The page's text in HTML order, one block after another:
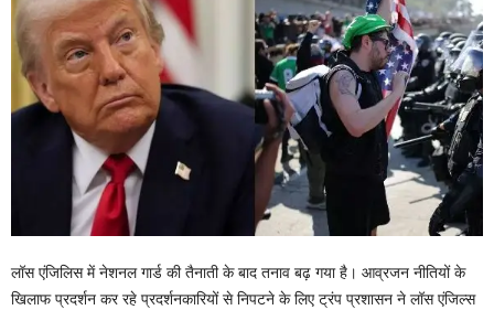
लॉस एंजिलिस में नेशनल गार्ड की तैनाती के बाद तनाव बढ़ गया है। आव्रजन नीतियों के
खिलाफ प्रदर्शन कर रहे प्रदर्शनकारियों से निपटने के लिए ट्रंप प्रशासन ने लॉस एंजिल्स